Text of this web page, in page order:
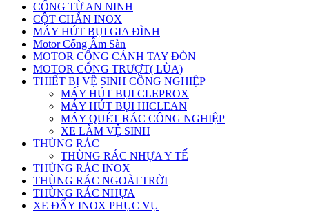
CỔNG TỪ AN NINH
CỘT CHẮN INOX
MÁY HÚT BỤI GIA ĐÌNH
Motor Cổng Âm Sàn
MOTOR CỔNG CÁNH TAY ĐÒN
MOTOR CỔNG TRƯỢT( LÙA)
THIẾT BỊ VỆ SINH CÔNG NGHIỆP
MÁY HÚT BỤI CLEPROX
MÁY HÚT BỤI HICLEAN
MÁY QUÉT RÁC CÔNG NGHIỆP
XE LÀM VỆ SINH
THÙNG RÁC
THÙNG RÁC NHỰA Y TẾ
THÙNG RÁC INOX
THÙNG RÁC NGOÀI TRỜI
THÙNG RÁC NHỰA
XE ĐẨY INOX PHỤC VỤ